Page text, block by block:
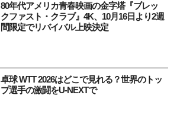
80年代アメリカ青春映画の金字塔『ブレッ
クファスト・クラブ』4K、10月16日より2週
間限定でリバイバル上映決定
卓球 WTT 2026はどこで見れる？世界のトッ
プ選手の激闘をU-NEXTで